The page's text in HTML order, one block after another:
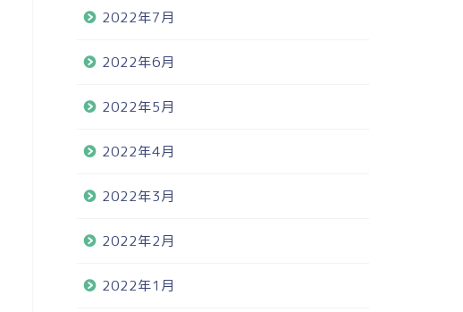
2022年7月
2022年6月
2022年5月
2022年4月
2022年3月
2022年2月
2022年1月